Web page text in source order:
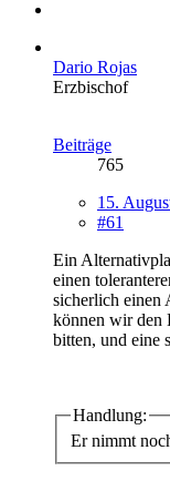
Dario Rojas
Erzbischof
Beiträge
765
15.
#61
Ein
einen
sicherlich einen
können wir den
bitten, und eine
Handlung:
Er nimmt